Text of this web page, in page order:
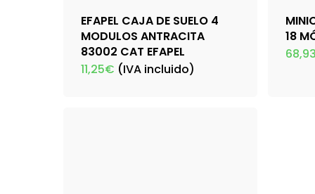
EFAPEL CAJA DE SUELO 4
MODULOS ANTRACITA
83002 CAT EFAPEL
11,25€ (IVA incluido)
18